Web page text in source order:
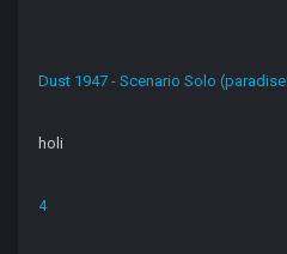
Dust 1947 - Scenario Solo
holi
4